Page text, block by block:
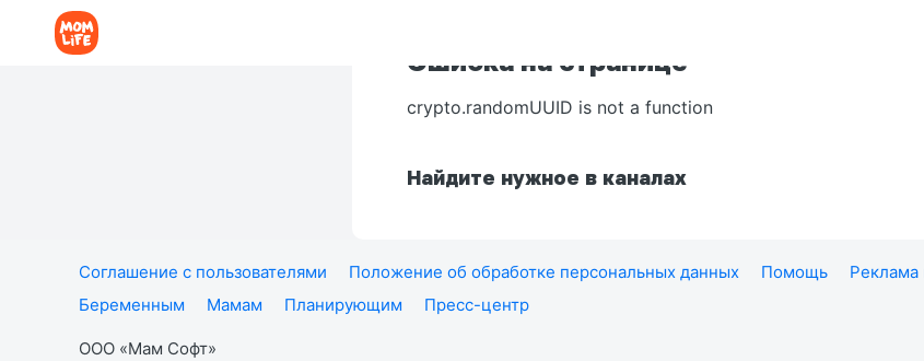
Ошибка на странице
crypto.randomUUID is not a function
Найдите нужное в каналах
Соглашение с пользователями Положение об обработке персональных данных Помощь Реклама
Беременным
Мамам Планирующим Пресс-центр
ООО «Мам Софт»